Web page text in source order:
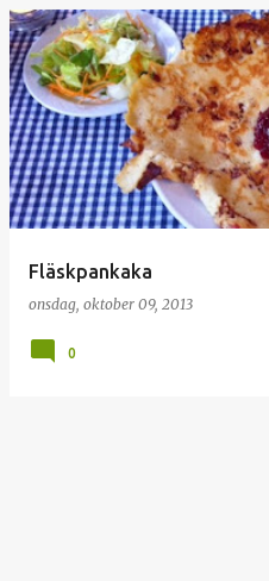
n
ä
g
g
Fläskpankaka
onsdag, oktober 09, 2013
0